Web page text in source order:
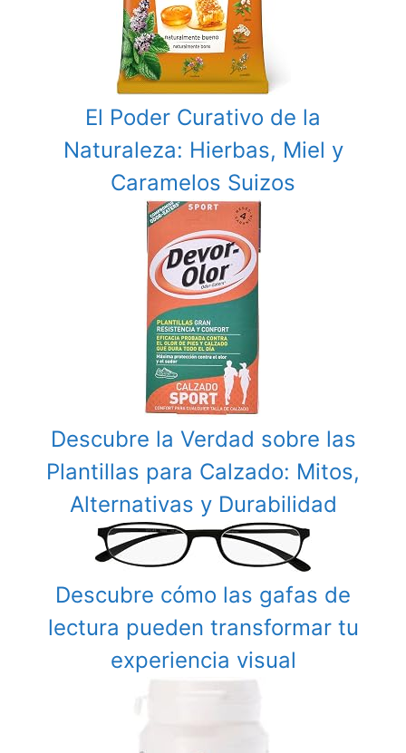
El Poder Curativo de la
Naturaleza: Hierbas, Miel y
Caramelos Suizos
Descubre la Verdad sobre las
Plantillas para Calzado: Mitos,
Alternativas y Durabilidad
Descubre cómo las gafas de
lectura pueden transformar tu
experiencia visual